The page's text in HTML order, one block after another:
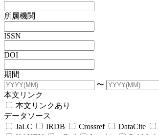
所属機関
ISSN
DOI
期間
〜
本文リンク
本文リンクあり
データソース
JaLC
IRDB Crossref DataCite